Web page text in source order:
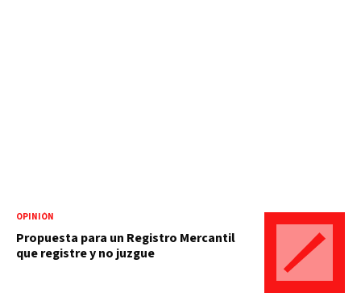
OPINIÓN
Propuesta para un Registro Mercantil
que registre y no juzgue